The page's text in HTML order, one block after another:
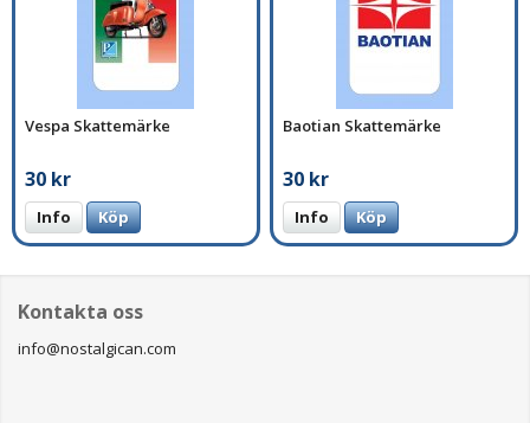
Vespa Skattemärke
30 kr
Info Köp
Baotian Skattemärke
30 kr
Info Köp
Kontakta oss
info@nostalgican.com